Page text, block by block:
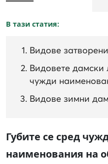
В тази статия:
Видове
Видовете дамски
чужди
Видове зимни
Губите се сред
наименования на